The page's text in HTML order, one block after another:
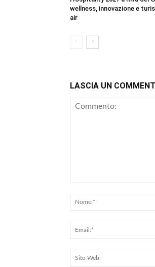
wellness, innovazione e
air
LASCIA UN